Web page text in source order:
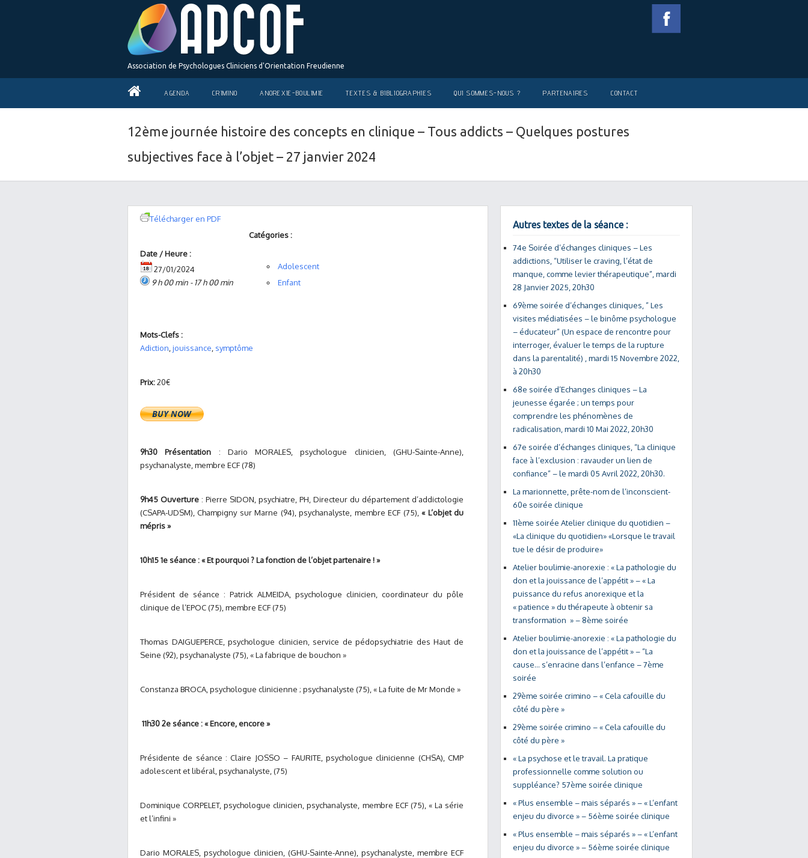
Association de Psychologues Cliniciens d'Orientation Freudienne
AGENDA CRIMINO ANOREXIE-BOULIMIE TEXTES & BIBLIOGRAPHIES QUI SOMMES-NOUS ? PARTENAIRES CONTACT
12ème journée histoire des concepts en clinique – Tous addicts – Quelques postures
subjectives face à l’objet – 27 janvier 2024
Télécharger en PDF
Date / Heure :
27/01/2024
9 h 00 min - 17 h 00 min
Catégories :
Adolescent
Enfant
Mots-Clefs :
Adiction jouissance symptôme
Prix:20€
9h30 Présentation : Dario MORALES, psychologue clinicien, (GHU-Sainte-Anne),
psychanalyste, membre ECF (78)
9h45 Ouverture : Pierre SIDON, psychiatre, PH, Directeur du département d’addictologie
(CSAPA-UDSM), Champigny sur Marne (94), psychanalyste, membre ECF (75),« L’objet du
mépris »
10h15 1e séance : « Et pourquoi ? La fonction de l’objet partenaire ! »
Président de séance : Patrick ALMEIDA, psychologue clinicien, coordinateur du pôle
clinique de l’EPOC (75), membre ECF (75)
Thomas DAIGUEPERCE, psychologue clinicien, service de pédopsychiatrie des Haut de
Seine (92), psychanalyste (75), « La fabrique de bouchon »
Constanza BROCA, psychologue clinicienne ; psychanalyste (75), « La fuite de Mr Monde »
11h30 2e séance : « Encore, encore »
Présidente de séance : Claire JOSSO – FAURITE, psychologue clinicienne (CHSA), CMP
adolescent et libéral, psychanalyste, (75)
Dominique CORPELET, psychologue clinicien, psychanalyste, membre ECF (75), « La série
et l’infini »
Dario MORALES, psychologue clinicien, (GHU-Sainte-Anne), psychanalyste, membre ECF
Autres textes de la séance :
74e Soirée d’échanges cliniques – Les
addictions, “Utiliser le craving, l’état de
manque, comme levier thérapeutique”, mardi
28 Janvier 2025, 20h30
69ème soirée d’échanges cliniques, ” Les
visites médiatisées – le binôme psychologue
– éducateur” (Un espace de rencontre pour
interroger, évaluer le temps de la rupture
dans la parentalité) , mardi 15 Novembre 2022,
à 20h30
68e soirée d’Echanges cliniques – La
jeunesse égarée ; un temps pour
comprendre les phénomènes de
radicalisation, mardi 10 Mai 2022, 20h30
67e soirée d’échanges cliniques, “La clinique
face à l’exclusion : ravauder un lien de
confiance” – le mardi 05 Avril 2022, 20h30.
La marionnette, prête-nom de l’inconscient-
60e soirée clinique
11ème soirée Atelier clinique du quotidien –
«La clinique du quotidien» «Lorsque le travail
tue le désir de produire»
Atelier boulimie-anorexie : « La pathologie du
don et la jouissance de l’appétit » – « La
puissance du refus anorexique et la
« patience » du thérapeute à obtenir sa
transformation » – 8ème soirée
Atelier boulimie-anorexie : « La pathologie du
don et la jouissance de l’appétit » – “La
cause… s’enracine dans l’enfance – 7ème
soirée
29ème soirée crimino – « Cela cafouille du
côté du père »
29ème soirée crimino – « Cela cafouille du
côté du père »
« La psychose et le travail. La pratique
professionnelle comme solution ou
suppléance? 57ème soirée clinique
« Plus ensemble – mais séparés » – « L’enfant
enjeu du divorce » – 56ème soirée clinique
« Plus ensemble – mais séparés » – « L’enfant
enjeu du divorce » – 56ème soirée clinique